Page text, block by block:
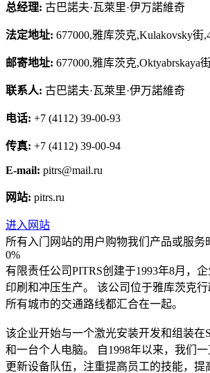
总经理: 古巴諾夫·瓦萊里·伊万諾維奇
法定地址: 677000,雅库茨克,Kulakovsky街
邮寄地址: 677000,雅库茨克,Oktyabrskaya
联系人: 古巴諾夫·瓦萊里·伊万諾維奇
电话: +7 (4112) 39-00-93
传真: +7 (4112) 39-00-94
E-mail: pitrs@mail.ru
网站: pitrs.ru
进入网站
所有入门网站的用户购物我们产品或服务
0%
有限责任公司PITRS创建于1993年8月，
印刷和冲压生产。 该公司位于雅库茨克行
所有城市的交通路线都汇合在一起。
该企业开始与一个激光安装开发和组装在
和一台个人电脑。 自1998年以来，我们
更新设备队伍，注重提高员工的技能，提